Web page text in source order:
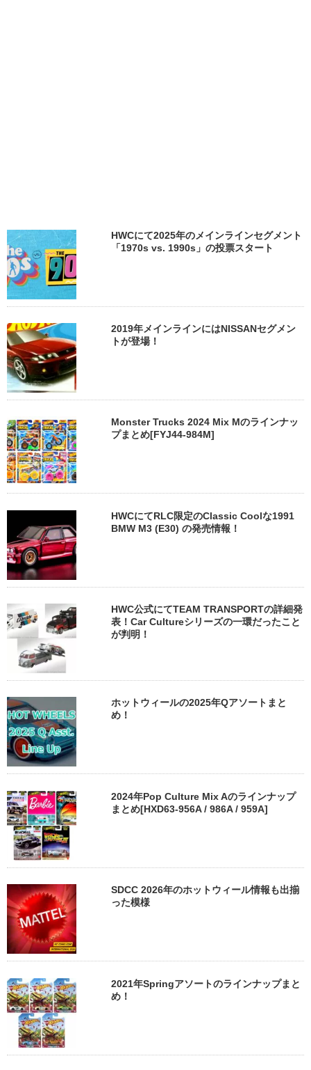
HWCにて2025年のメインラインセグメント
「1970s vs. 1990s」の投票スタート
2019年メインラインにはNISSANセグメン
トが登場！
Monster Trucks 2024 Mix Mのラインナッ
プまとめ[FYJ44-984M]
HWCにてRLC限定のClassic Coolな1991
BMW M3 (E30) の発売情報！
HWC公式にてTEAM TRANSPORTの詳細発
表！Car Cultureシリーズの一環だったこと
が判明！
ホットウィールの2025年Qアソートまと
め！
2024年Pop Culture Mix Aのラインナップ
まとめ[HXD63-956A / 986A / 959A]
SDCC 2026年のホットウィール情報も出揃
った模様
2021年Springアソートのラインナップまと
め！